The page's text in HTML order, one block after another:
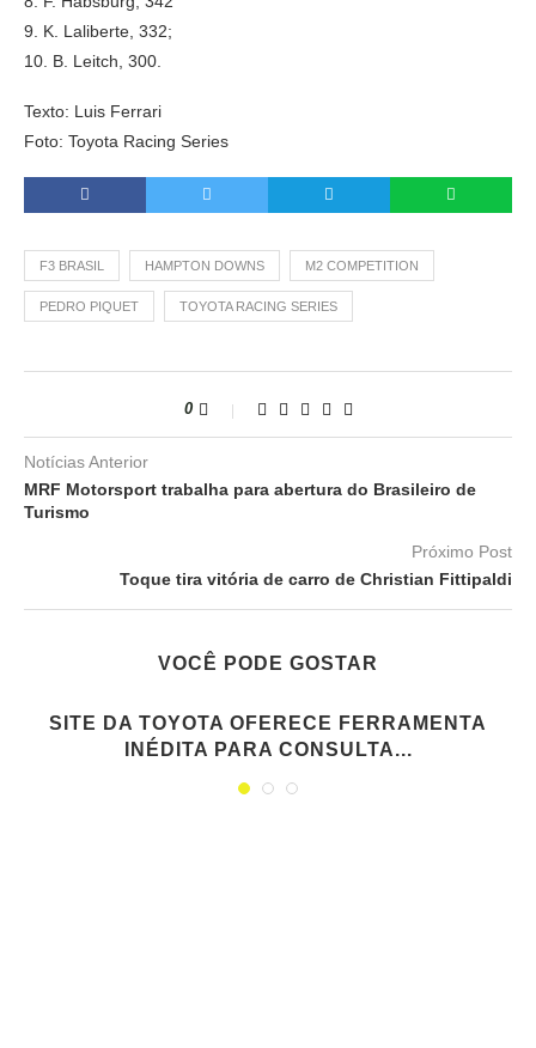
9. K. Laliberte, 332;
10. B. Leitch, 300.
Texto: Luis Ferrari
Foto: Toyota Racing Series
F3 BRASIL HAMPTON DOWNS M2 COMPETITION
PEDRO PIQUET TOYOTA RACING SERIES
0
Notícias Anterior
MRF Motorsport trabalha para abertura do Brasileiro de
Turismo
Próximo Post
Toque tira vitória de carro de Christian Fittipaldi
VOCÊ PODE GOSTAR
SITE DA TOYOTA OFERECE FERRAMENTA
INÉDITA PARA CONSULTA...